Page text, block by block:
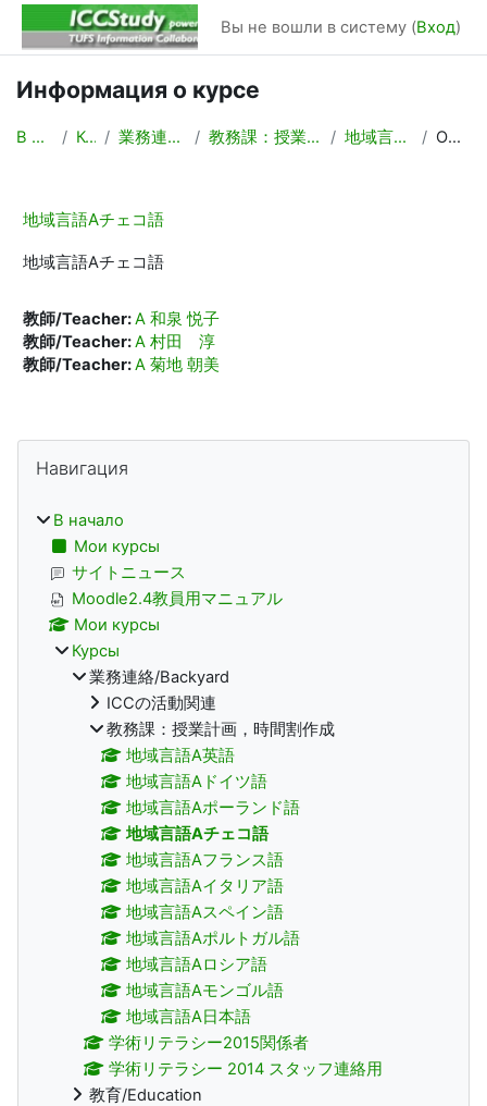
Перейти к основному содержанию
Вы не вошли в систему (Вход)
Информация о курсе
В начало Курсы 業務連絡/Backyard 教務課：授業計画，時間割作成 地域言語Aチェコ語 Описание
地域言語Aチェコ語
地域言語Aチェコ語
教師/Teacher:A 和泉 悦子
教師/Teacher:A 村田 淳
教師/Teacher:A 菊地 朝美
Блоки
Навигация
В начало
Мои курсы
サイトニュース
Moodle2.4教員用マニュアル
Мои курсы
Курсы
業務連絡/Backyard
ICCの活動関連
教務課：授業計画，時間割作成
地域言語A英語
地域言語Aドイツ語
地域言語Aポーランド語
地域言語Aチェコ語
地域言語Aフランス語
地域言語Aイタリア語
地域言語Aスペイン語
地域言語Aポルトガル語
地域言語Aロシア語
地域言語Aモンゴル語
地域言語A日本語
学術リテラシー2015関係者
学術リテラシー 2014 スタッフ連絡用
教育/Education